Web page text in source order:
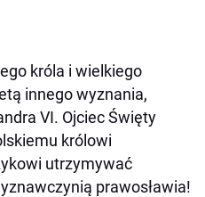
króla i wielkiego
innego wyznania,
VI. Ojciec Święty
królowi
utrzymywać
prawosławia!